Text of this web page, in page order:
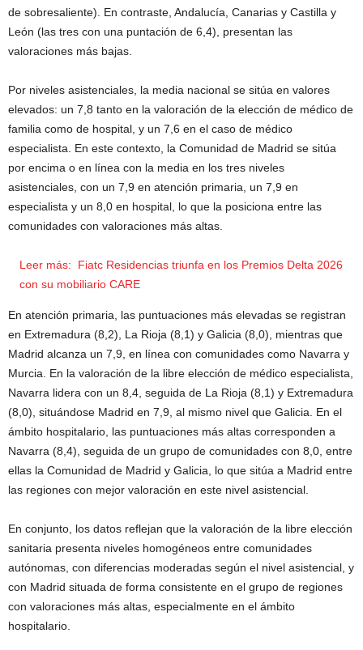
de sobresaliente). En contraste, Andalucía, Canarias y Castilla y
León (las tres con una puntación de 6,4), presentan las
valoraciones más bajas.
Por niveles asistenciales, la media nacional se sitúa en valores
elevados: un 7,8 tanto en la valoración de la elección de médico de
familia como de hospital, y un 7,6 en el caso de médico
especialista. En este contexto, la Comunidad de Madrid se sitúa
por encima o en línea con la media en los tres niveles
asistenciales, con un 7,9 en atención primaria, un 7,9 en
especialista y un 8,0 en hospital, lo que la posiciona entre las
comunidades con valoraciones más altas.
Leer más:
Fiatc Residencias triunfa en los Premios Delta 2026
con su mobiliario CARE
En atención primaria, las puntuaciones más elevadas se registran
en Extremadura (8,2), La Rioja (8,1) y Galicia (8,0), mientras que
Madrid alcanza un 7,9, en línea con comunidades como Navarra y
Murcia. En la valoración de la libre elección de médico especialista,
Navarra lidera con un 8,4, seguida de La Rioja (8,1) y Extremadura
(8,0), situándose Madrid en 7,9, al mismo nivel que Galicia. En el
ámbito hospitalario, las puntuaciones más altas corresponden a
Navarra (8,4), seguida de un grupo de comunidades con 8,0, entre
ellas la Comunidad de Madrid y Galicia, lo que sitúa a Madrid entre
las regiones con mejor valoración en este nivel asistencial.
En conjunto, los datos reflejan que la valoración de la libre elección
sanitaria presenta niveles homogéneos entre comunidades
autónomas, con diferencias moderadas según el nivel asistencial, y
con Madrid situada de forma consistente en el grupo de regiones
con valoraciones más altas, especialmente en el ámbito
hospitalario.